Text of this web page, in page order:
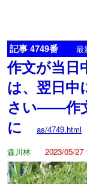
記事 4749番 最
作文が当日
は、翌日中
さい――作
に
as/4749.html
森川林
2023/05/27